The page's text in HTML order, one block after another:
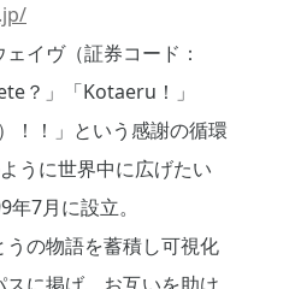
イヴ（証券コード：
？」「Kotaeru！」
！！」という感謝の循環
うに世界中に広げたい
7月に設立。
うの物語を蓄積し可視化